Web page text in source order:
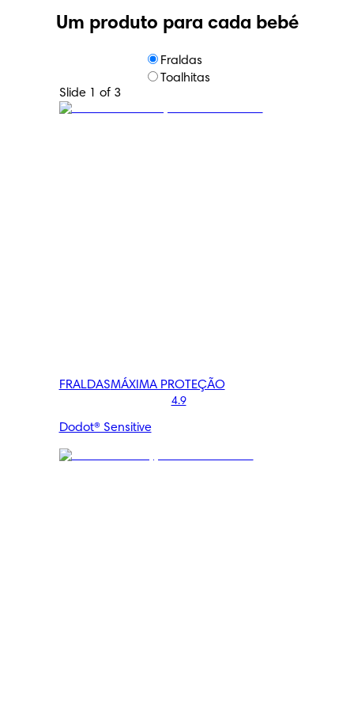
Um produto para cada bebé
Fraldas
Toalhitas
Slide 1 of 3
FRALDASMÁXIMA PROTEÇÃO
4.9
Dodot® Sensitive